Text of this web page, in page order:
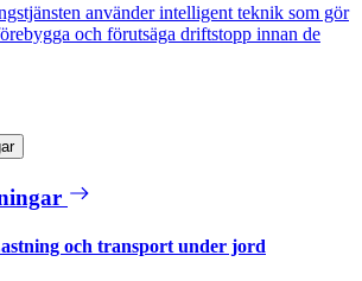
använder intelligent teknik som gör
och förutsäga driftstopp innan de
och transport under jord